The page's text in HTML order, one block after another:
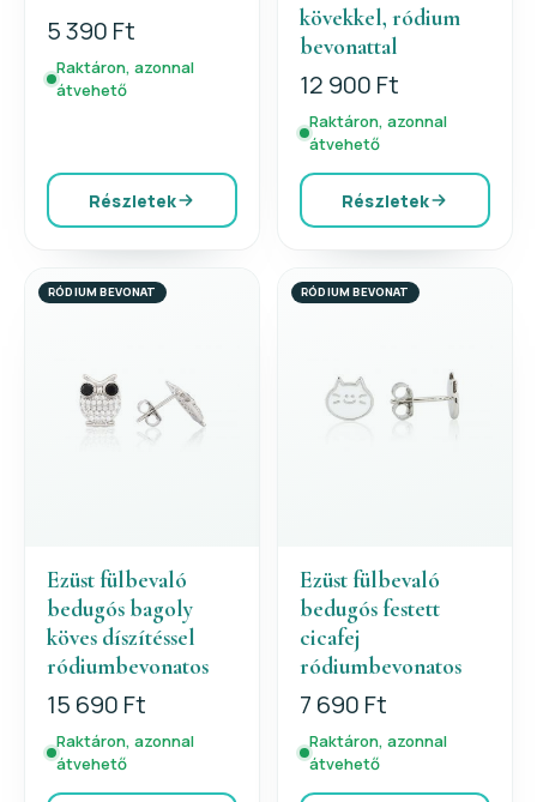
5 390 Ft
Raktáron, azonnal
átvehető
Részletek
kövekkel, ródium
bevonattal
12 900 Ft
Raktáron, azonnal
átvehető
Részletek
RÓDIUM BEVONAT
Ezüst fülbevaló
bedugós bagoly
köves díszítéssel
ródiumbevonatos
15 690 Ft
Raktáron, azonnal
átvehető
RÓDIUM BEVONAT
Ezüst fülbevaló
bedugós festett
cicafej
ródiumbevonatos
7 690 Ft
Raktáron, azonnal
átvehető